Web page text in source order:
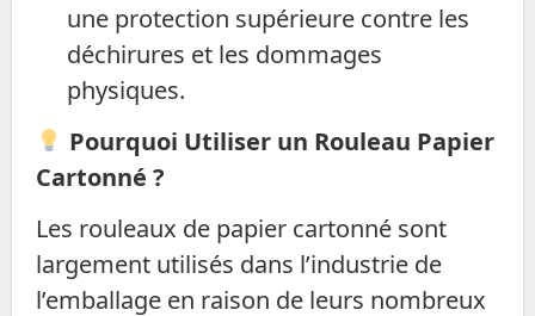
une protection supérieure contre les
déchirures et les dommages
physiques.
Pourquoi Utiliser un Rouleau Papier
Cartonné ?
Les rouleaux de papier cartonné sont
largement utilisés dans l’industrie de
l’emballage en raison de leurs nombreux